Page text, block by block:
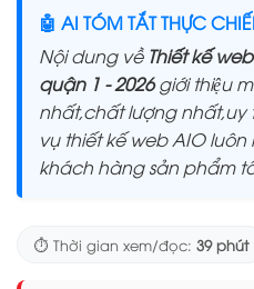
🤖 AI TÓM TẮT THỰC
Nội dung về Thiết kế
quận 1 - 2026giới thiệu
nhất,chất lượng nhất,uy
vụ thiết kế web AIO
khách hàng sản phẩm
⏱️ Thời gian xem/đọc: 39 phút